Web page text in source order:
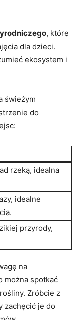
, które
dla dzieci.
ekosystem i
świeżym
do
rzeką, idealna
idealne
przyrody,
na
można spotkać
Zróbcie z
zachęcić je do